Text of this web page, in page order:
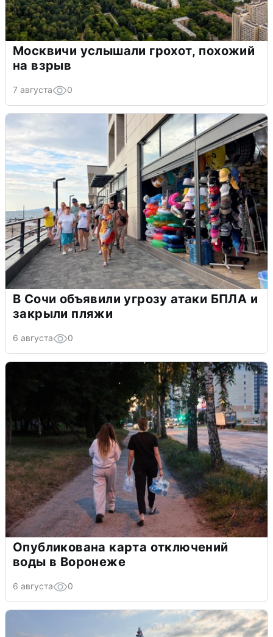
Москвичи услышали грохот, похожий
на взрыв
7 августа 0
В Сочи объявили угрозу атаки БПЛА и
закрыли пляжи
6 августа 0
Опубликована карта отключений
воды в Воронеже
6 августа 0